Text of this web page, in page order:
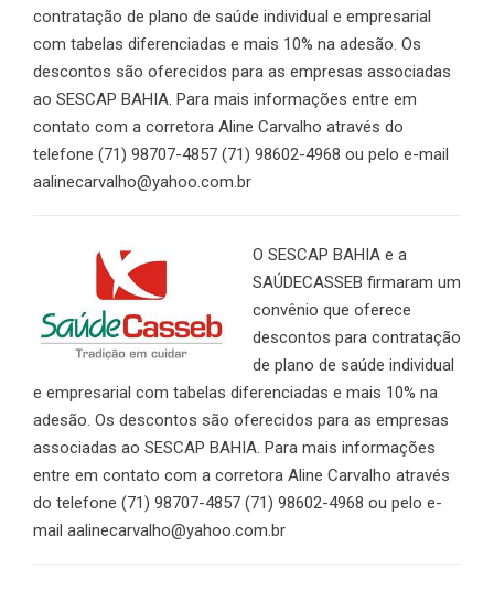
contratação de plano de saúde individual e empresarial
com tabelas diferenciadas e mais 10% na adesão. Os
descontos são oferecidos para as empresas associadas
ao SESCAP BAHIA. Para mais informações entre em
contato com a corretora Aline Carvalho através do
telefone (71) 98707-4857 (71) 98602-4968 ou pelo e-mail
aalinecarvalho@yahoo.com.br
O SESCAP BAHIA e a
SAÚDECASSEB firmaram um
convênio que oferece
descontos para contratação
de plano de saúde individual
e empresarial com tabelas diferenciadas e mais 10% na
adesão. Os descontos são oferecidos para as empresas
associadas ao SESCAP BAHIA. Para mais informações
entre em contato com a corretora Aline Carvalho através
do telefone (71) 98707-4857 (71) 98602-4968 ou pelo e-
mail aalinecarvalho@yahoo.com.br